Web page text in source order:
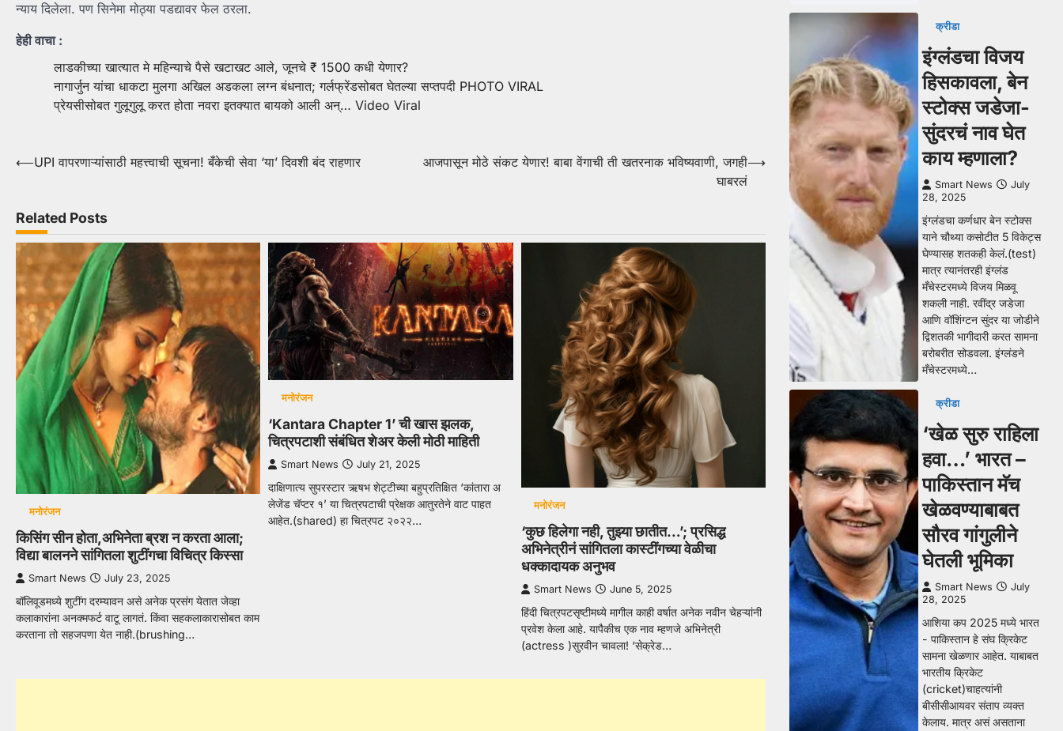
न्याय दिलेला. पण सिनेमा मोठ्या पडद्यावर फेल ठरला.
हेही वाचा :
लाडकीच्या खात्यात मे महिन्याचे पैसे खटाखट आले, जूनचे ₹ 1500 कधी येणार?
नागार्जुन यांचा धाकटा मुलगा अखिल अडकला लग्न बंधनात; गर्लफ्रेंडसोबत घेतल्या सप्तपदी PHOTO VIRAL
प्रेयसीसोबत गुलूगुलू करत होता नवरा इतक्यात बायको आली अन्… Video Viral
Post
⟵UPI वापरणाऱ्यांसाठी महत्त्वाची सूचना! बँकेची सेवा ‘या’ दिवशी बंद राहणार
आजपासून मोठे संकट येणार! बाबा वेंगाची ती खतरनाक भविष्यवाणी, जगही
घाबरलं
⟶
Related Posts
मनोरंजन
किसिंग सीन होता,अभिनेता ब्रश न करता आला;
विद्या बालनने सांगितला शुटींगचा विचित्र किस्सा
Smart News July 23, 2025
बॉलिवूडमध्ये शुटींग दरम्यावन असे अनेक प्रसंग येतात जेव्हा
कलाकारांना अनक्मफर्ट वाटू लागतं. किंवा सहकलाकारासोबत काम
करताना तो सहजपणा येत नाही.(brushing…
मनोरंजन
‘Kantara Chapter 1’ ची खास झलक,
चित्रपटाशी संबंधित शेअर केली मोठी माहिती
Smart News July 21, 2025
दाक्षिणात्य सुपरस्टार ऋषभ शेट्टीच्या बहुप्रतिक्षित ‘कांतारा अ
लेजेंड चॅप्टर १’ या चित्रपटाची प्रेक्षक आतुरतेने वाट पाहत
आहेत.(shared) हा चित्रपट २०२२…
मनोरंजन
‘कुछ हिलेगा नही, तुझ्या छातीत…’; प्रसिद्ध
अभिनेत्रीनं सांगितला कास्टींगच्या वेळीचा
धक्कादायक अनुभव
Smart News June 5, 2025
हिंदी चित्रपटसृष्टीमध्ये मागील काही वर्षात अनेक नवीन चेहऱ्यांनी
प्रवेश केला आहे. यापैकीच एक नाव म्हणजे अभिनेत्री
(actress )सुरवीन चावला! ‘सेक्रेड…
क्रीडा
इंग्लंडचा विजय
हिसकावला, बेन
स्टोक्स जडेजा-
सुंदरचं नाव घेत
काय म्हणाला?
Smart News
July
28, 2025
इंग्लंडचा कर्णधार बेन स्टोक्स
याने चौथ्या कसोटीत 5 विकेट्स
घेण्यासह शतकही केलं.(test)
मात्र त्यानंतरही इंग्लंड
मँचेस्टरमध्ये विजय मिळवू
शकली नाही. रवींद्र जडेजा
आणि वॉशिंग्टन सुंदर या जोडीने
द्विशतकी भागीदारी करत सामना
बरोबरीत सोडवला. इंग्लंडने
मँचेस्टरमध्ये…
क्रीडा
‘खेळ सुरु राहिला
हवा…’ भारत –
पाकिस्तान मॅच
खेळवण्याबाबत
सौरव गांगुलीने
घेतली भूमिका
Smart News
July
28, 2025
आशिया कप 2025 मध्ये भारत
- पाकिस्तान हे संघ क्रिकेट
सामना खेळणार आहेत. याबाबत
भारतीय क्रिकेट
(cricket)चाहत्यांनी
बीसीसीआयवर संताप व्यक्त
केलाय. मात्र असं असताना